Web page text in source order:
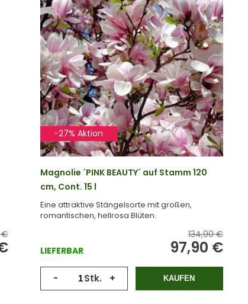
€
-27% Aktion
Magnolie ´PINK BEAUTY´ auf Stamm 120
cm, Cont. 15 l
Eine attraktive Stängelsorte mit großen,
romantischen, hellrosa Blüten.
LIEFERBAR
134,90 €
97,90 €
- Stk. + KAUFEN